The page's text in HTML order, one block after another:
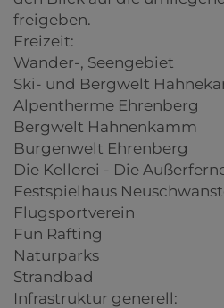
freigeben.
Freizeit:
Wander-, Seengebiet
Ski- und Bergwelt
Alpentherme Ehrenberg
Bergwelt Hahnenkamm
Burgenwelt Ehrenberg
Die Kellerei - Die
Festspielhaus
Flugsportverein
Fun Rafting
Naturparks
Strandbad
Infrastruktur generell: